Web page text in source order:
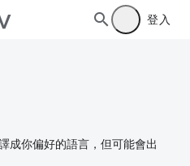
登入
成你偏好的語言，但可能會出